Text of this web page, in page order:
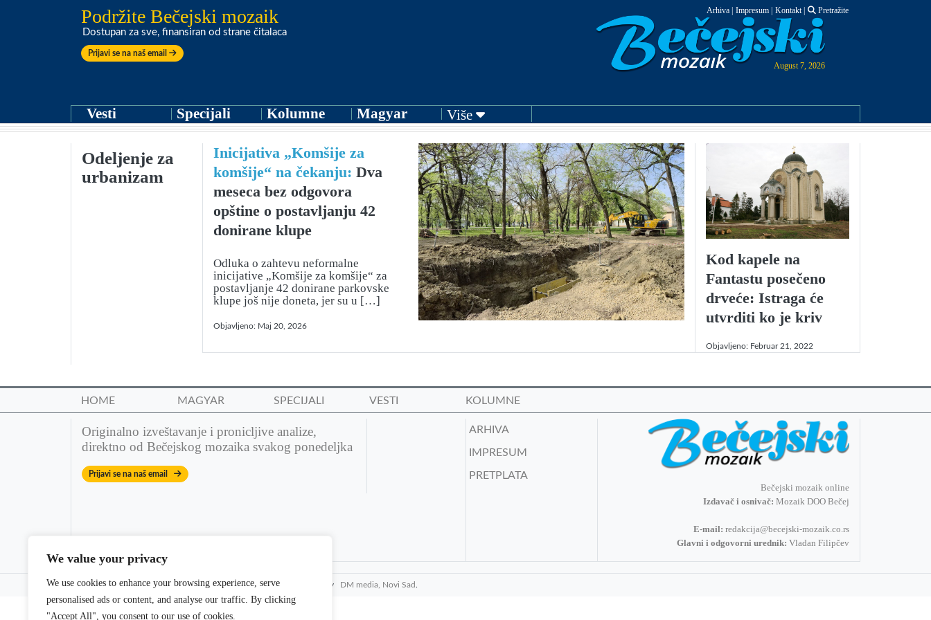
We value your privacy
We use cookies to enhance your browsing experience, serve
personalised ads or content, and analyse our traffic. By clicking
"Accept All", you consent to our use of cookies.
Podržite Bečejski mozaik
Dostupan za sve, finansiran od strane čitalaca
Prijavi se na naš email
Arhiva Impresum Kontakt| Pretražite
August 7, 2026
Vesti Specijali Kolumne Magyar Više
Odeljenje za
urbanizam
Inicijativa „Komšije za
komšije“ na čekanju: Dva
meseca bez odgovora
opštine o postavljanju 42
donirane klupe
Odluka o zahtevu neformalne
inicijative „Komšije za komšije“ za
postavljanje 42 donirane parkovske
klupe još nije doneta, jer su u […]
Objavljeno: Maj 20, 2026
Kod kapele na
Fantastu posečeno
drveće: Istraga će
utvrditi ko je kriv
Objavljeno: Februar 21, 2022
HOME MAGYAR SPECIJALI VESTI KOLUMNE
Originalno izveštavanje i pronicljive analize,
direktno od Bečejskog mozaika svakog ponedeljka
Prijavi se na naš email
ARHIVA
IMPRESUM
PRETPLATA
Bečejski mozaik online
Izdavač i osnivač: Mozaik DOO Bečej
E-mail: redakcija@becejski-mozaik.co.rs
Glavni i odgovorni urednik: Vladan Filipčev
© 2022 Bečejski mozaik. All rights reserved. | Theme: dmmedia by DM media, Novi Sad